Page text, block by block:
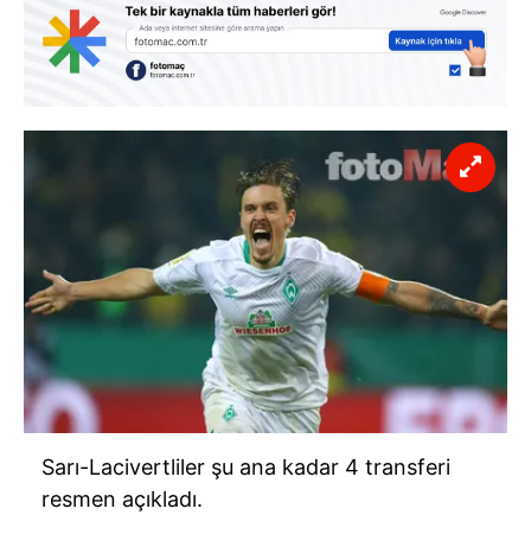
Sarı-Lacivertliler şu ana kadar 4 transferi
resmen açıkladı.